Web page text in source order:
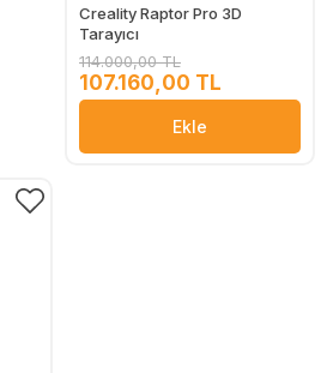
Creality Raptor Pro 3D
Tarayıcı
114.000,00 TL
107.160,00 TL
Ekle